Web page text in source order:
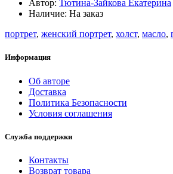
Автор: Тютина-Зайкова Екатерина
Наличие: На заказ
портрет, женский портрет, холст, масло,
Информация
Об авторе
Доставка
Политика Безопасности
Условия соглашения
Служба поддержки
Контакты
Возврат товара